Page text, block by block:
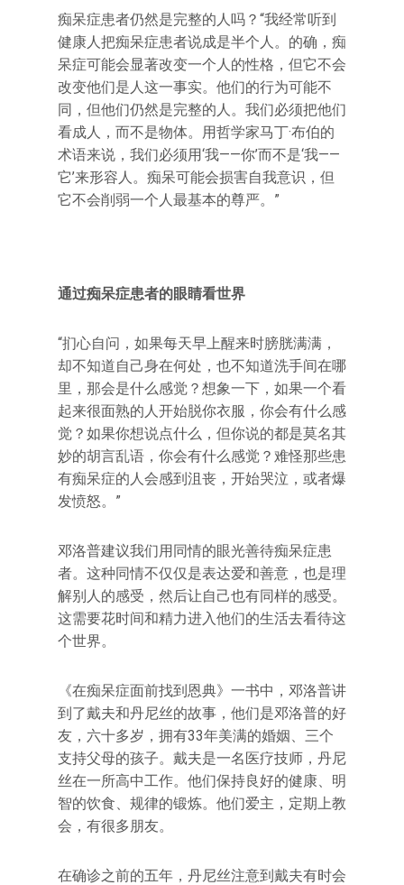
痴呆症患者仍然是完整的人吗？“我经常听到
健康人把痴呆症患者说成是半个人。的确，痴
呆症可能会显著改变一个人的性格，但它不会
改变他们是人这一事实。他们的行为可能不
同，但他们仍然是完整的人。我们必须把他们
看成人，而不是物体。用哲学家马丁·布伯的
术语来说，我们必须用‘我——你’而不是‘我——
它’来形容人。痴呆可能会损害自我意识，但
它不会削弱一个人最基本的尊严。”
通过痴呆症患者的眼睛看世界
“扪心自问，如果每天早上醒来时膀胱满满，
却不知道自己身在何处，也不知道洗手间在哪
里，那会是什么感觉？想象一下，如果一个看
起来很面熟的人开始脱你衣服，你会有什么感
觉？如果你想说点什么，但你说的都是莫名其
妙的胡言乱语，你会有什么感觉？难怪那些患
有痴呆症的人会感到沮丧，开始哭泣，或者爆
发愤怒。”
邓洛普建议我们用同情的眼光善待痴呆症患
者。这种同情不仅仅是表达爱和善意，也是理
解别人的感受，然后让自己也有同样的感受。
这需要花时间和精力进入他们的生活去看待这
个世界。
《在痴呆症面前找到恩典》一书中，邓洛普讲
到了戴夫和丹尼丝的故事，他们是邓洛普的好
友，六十多岁，拥有33年美满的婚姻、三个
支持父母的孩子。戴夫是一名医疗技师，丹尼
丝在一所高中工作。他们保持良好的健康、明
智的饮食、规律的锻炼。他们爱主，定期上教
会，有很多朋友。
在确诊之前的五年，丹尼丝注意到戴夫有时会